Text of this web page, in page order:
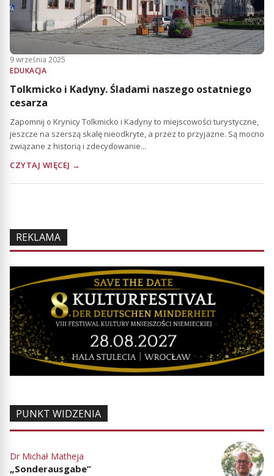
9 września 2025
EDUKACJA
Tolkmicko i Kadyny. Śladami naszego ostatniego
cesarza
Zapomnij o Krynicy Tolkmicko i Kadyny to miejscowości turystyczne,
jeszcze na szerszą skalę nieodkryte, a przez to przyjazne. Są mocno
związane z historią i zdecydowanie...
CZYTAJ WIĘCEJ →
REKLAMA
PUNKT WIDZENIA
Dr Michał Matheja
„Sonderausgabe”